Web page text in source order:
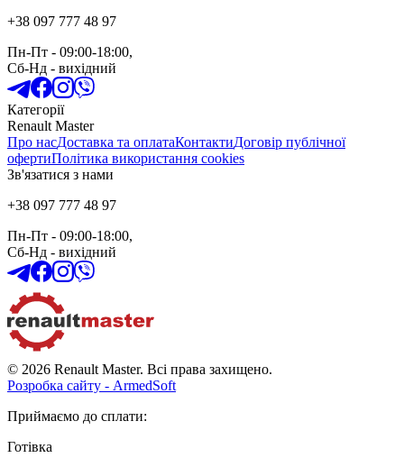
+38 097 777 48 97
Пн-Пт - 09:00-18:00,
Сб-Нд - вихідний
Категорії
Renault Master
Про насДоставка та оплатаКонтактиДоговір публічної
офертиПолітика використання cookies
Зв'язатися з нами
+38 097 777 48 97
Пн-Пт - 09:00-18:00,
Сб-Нд - вихідний
© 2026 Renault Master. Всі права захищено.
Розробка сайту - ArmedSoft
Приймаємо до сплати:
Готівка